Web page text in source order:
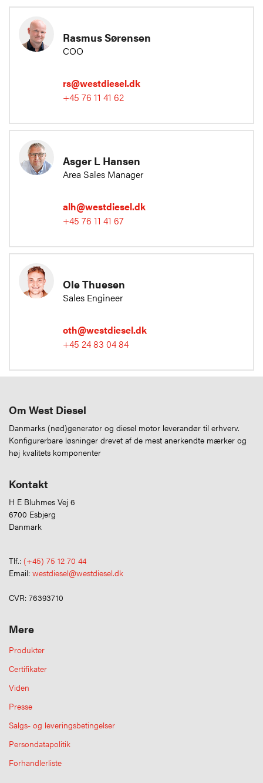
Rasmus Sørensen
COO
rs@westdiesel.dk
+45 76 11 41 62
Asger L Hansen
Area Sales Manager
alh@westdiesel.dk
+45 76 11 41 67
Ole Thuesen
Sales Engineer
oth@westdiesel.dk
+45 24 83 04 84
Om West Diesel
Danmarks (nød)generator og diesel motor leverandør til erhverv.
Konfigurerbare løsninger drevet af de mest anerkendte mærker og
høj kvalitets komponenter
Kontakt
H E Bluhmes Vej 6
6700 Esbjerg
Danmark
Tlf.: (+45) 75 12 70 44
Email: westdiesel@westdiesel.dk
CVR: 76393710
Mere
Produkter
Certifikater
Viden
Presse
Salgs- og leveringsbetingelser
Persondatapolitik
Forhandlerliste